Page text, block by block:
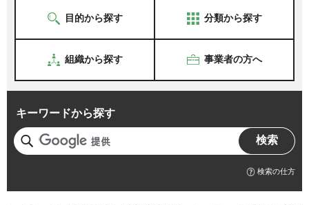
目的から探す 分類から探す
組織から探す 事業者の方へ
キーワードから探す
検索の仕方